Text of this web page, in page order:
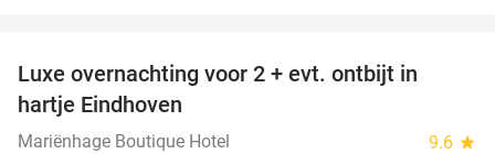
Luxe overnachting voor 2 + evt. ontbijt in
hartje Eindhoven
Mariënhage Boutique Hotel 9.6 star